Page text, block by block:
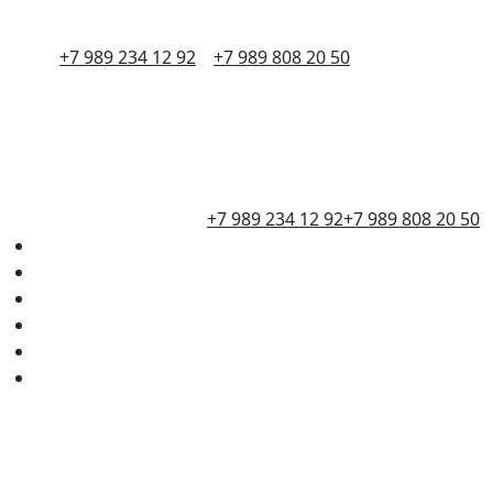
+7 989 234 12 92 +7 989 808 20 50
+7 989 234 12 92+7 989 808 20 50